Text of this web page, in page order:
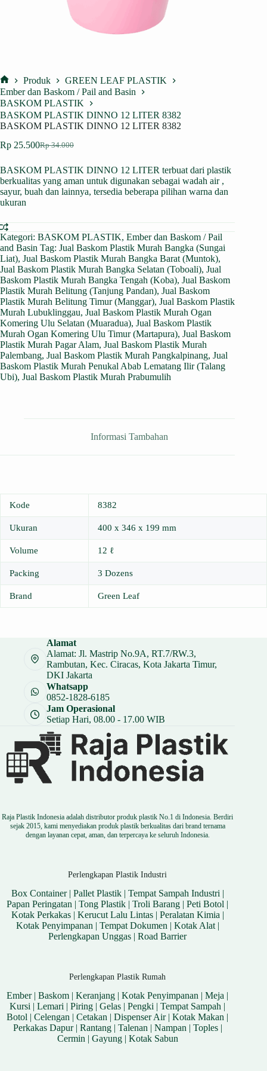
Home
Produk
GREEN LEAF PLASTIK
Ember dan Baskom / Pail and Basin
BASKOM PLASTIK
BASKOM PLASTIK DINNO 12 LITER 8382
BASKOM PLASTIK DINNO 12 LITER 8382
Rp34.000
Harga
adalah:
Rp 34.000.
Rp 25.500Harga
ini
adalah:
Rp 25.500.
BASKOM PLASTIK DINNO 12 LITER terbuat dari plastik
berkualitas yang aman untuk digunakan sebagai wadah air ,
sayur, buah dan lainnya, tersedia beberapa pilihan warna dan
ukuran
Kategori: BASKOM PLASTIK, Ember dan Baskom / Pail
and Basin Tag: Jual Baskom Plastik Murah Bangka (Sungai
Liat), Jual Baskom Plastik Murah Bangka Barat (Muntok),
Jual Baskom Plastik Murah Bangka Selatan (Toboali), Jual
Baskom Plastik Murah Bangka Tengah (Koba), Jual Baskom
Plastik Murah Belitung (Tanjung Pandan), Jual Baskom
Plastik Murah Belitung Timur (Manggar), Jual Baskom Plastik
Murah Lubuklinggau, Jual Baskom Plastik Murah Ogan
Komering Ulu Selatan (Muaradua), Jual Baskom Plastik
Murah Ogan Komering Ulu Timur (Martapura), Jual Baskom
Plastik Murah Pagar Alam, Jual Baskom Plastik Murah
Palembang, Jual Baskom Plastik Murah Pangkalpinang, Jual
Baskom Plastik Murah Penukal Abab Lematang Ilir (Talang
Ubi), Jual Baskom Plastik Murah Prabumulih
Informasi Tambahan
Kode 8382
Ukuran 400 x 346 x 199 mm
Volume 12 ℓ
Packing 3 Dozens
Brand Green Leaf
Alamat
Alamat: Jl. Mastrip No.9A, RT.7/RW.3,
Rambutan, Kec. Ciracas, Kota Jakarta Timur,
DKI Jakarta
Whatsapp
0852-1828-6185
Jam Operasional
Setiap Hari, 08.00 - 17.00 WIB
Raja Plastik Indonesia adalah distributor produk plastik No.1 di Indonesia. Berdiri
sejak 2015, kami menyediakan produk plastik berkualitas dari brand ternama
dengan layanan cepat, aman, dan terpercaya ke seluruh Indonesia.
Perlengkapan Plastik Industri
Box Container| Pallet Plastik| Tempat Sampah Industri |
Papan Peringatan |Tong Plastik |Troli Barang |Peti Botol |
Kotak Perkakas| Kerucut Lalu Lintas| Peralatan Kimia |
Kotak Penyimpanan | Tempat Dokumen | Kotak Alat|
Perlengkapan Unggas |Road Barrier
Perlengkapan Plastik Rumah
Ember|Baskom |Keranjang |Kotak Penyimpanan |Meja |
Kursi |Lemari |Piring |Gelas |Pengki |Tempat Sampah |
Botol |Celengan |Cetakan |Dispenser Air|Kotak Makan |
Perkakas Dapur| Rantang| Talenan | Nampan | Toples|
Cermin | Gayung| Kotak Sabun